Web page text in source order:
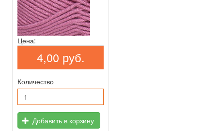
Цена:
4,00 руб.
Количество
Добавить в корзину